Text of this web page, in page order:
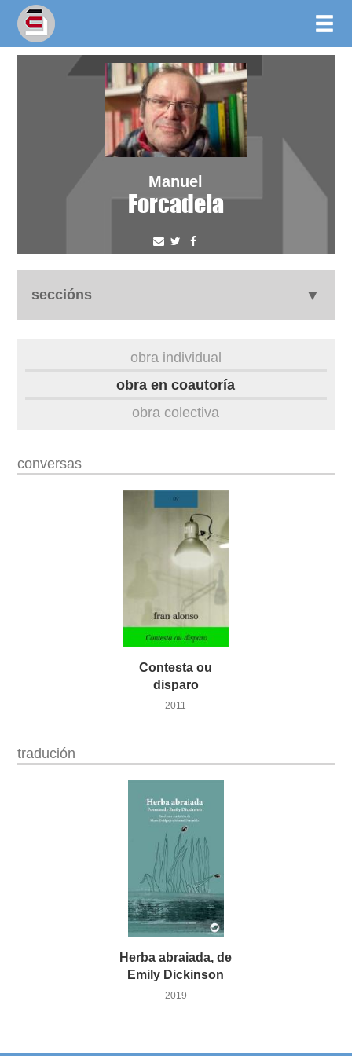
Manuel
Forcadela
seccións
videoteca
obra individual
obra en coautoría
obra colectiva
conversas
Contesta ou
disparo
2011
tradución
Herba abraiada, de
Emily Dickinson
2019